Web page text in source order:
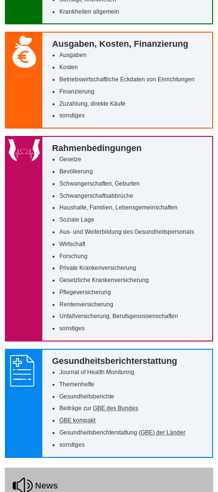
Krankheiten allgemein
Ausgaben, Kosten, Finanzierung
Ausgaben
Kosten
Betriebswirtschaftliche Eckdaten von Einrichtungen
Finanzierung
Zuzahlung, direkte Käufe
sonstiges
Rahmenbedingungen
Gesetze
Bevölkerung
Schwangerschaften, Geburten
Schwangerschaftsabbrüche
Haushalte, Familien, Lebensgemeinschaften
Soziale Lage
Aus- und Weiterbildung des Gesundheitspersonals
Wirtschaft
Forschung
Private Krankenversicherung
Gesetzliche Krankenversicherung
Pflegeversicherung
Rentenversicherung
Unfallversicherung, Berufsgenossenschaften
sonstiges
Gesundheitsberichterstattung
Journal of Health Monitoring
Themenhefte
Gesundheitsberichte
Beiträge zur GBE des Bundes
GBE kompakt
Gesundheitsberichterstattung (GBE) der Länder
sonstiges
News